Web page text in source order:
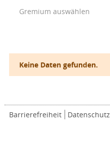
Gremium auswählen
Keine Daten gefunden.
Barrierefreiheit Datenschutz